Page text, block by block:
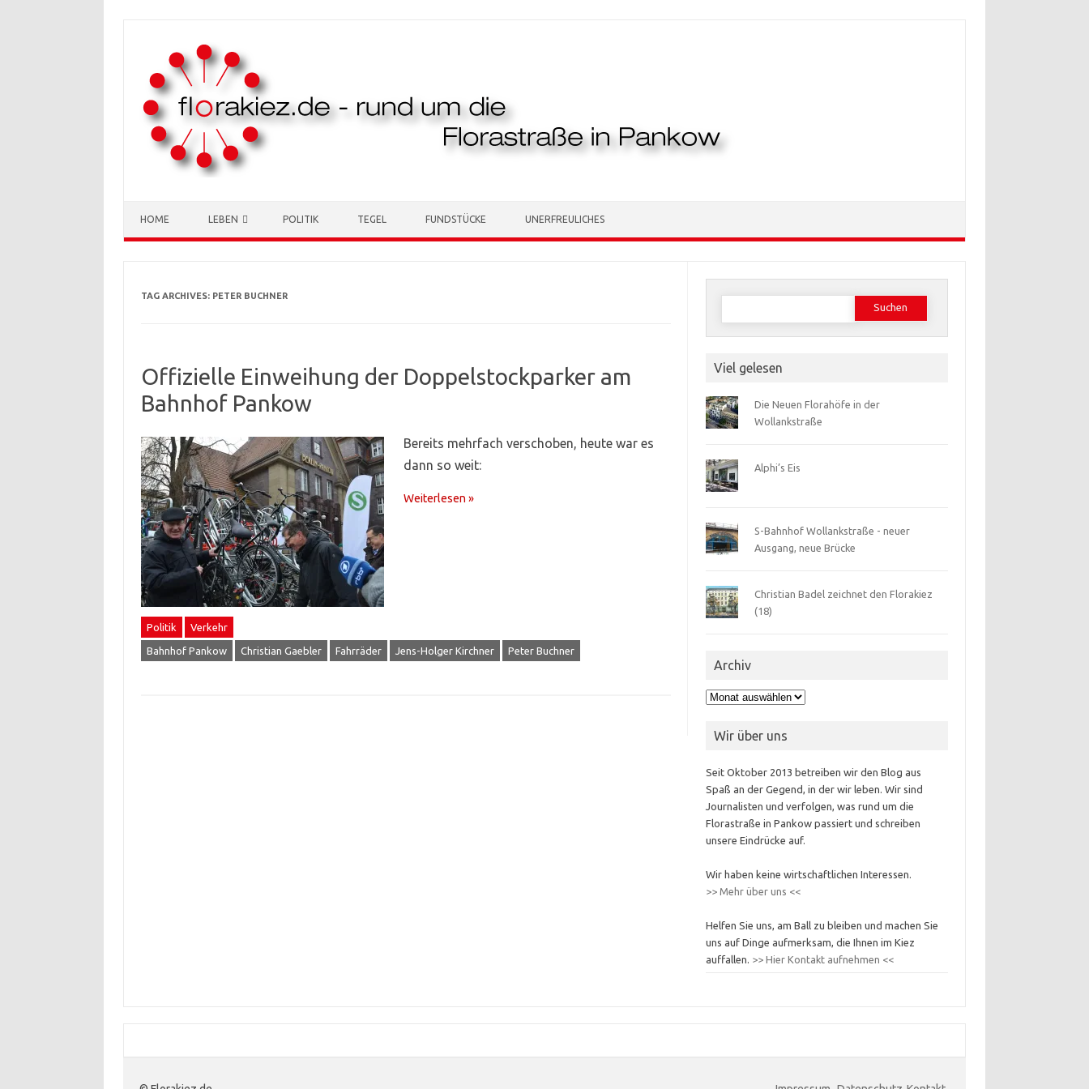
HOME LEBEN POLITIK TEGEL FUNDSTÜCKE UNERFREULICHES
TAG ARCHIVES: PETER BUCHNER
Offizielle Einweihung der Doppelstockparker am
Bahnhof Pankow
Bereits mehrfach verschoben, heute war es
dann so weit:
Weiterlesen »
Politik Verkehr
Bahnhof Pankow Christian Gaebler Fahrräder Jens-Holger Kirchner Peter Buchner
Suchen
Viel gelesen
Die Neuen Florahöfe in der
Wollankstraße
Alphi’s Eis
S-Bahnhof Wollankstraße - neuer
Ausgang, neue Brücke
Christian Badel zeichnet den Florakiez
(18)
Archiv
Archiv
Wir über uns
Seit Oktober 2013 betreiben wir den Blog aus
Spaß an der Gegend, in der wir leben. Wir sind
Journalisten und verfolgen, was rund um die
Florastraße in Pankow passiert und schreiben
unsere Eindrücke auf.
Wir haben keine wirtschaftlichen Interessen.
>> Mehr über uns <<
Helfen Sie uns, am Ball zu bleiben und machen Sie
uns auf Dinge aufmerksam, die Ihnen im Kiez
auffallen. >> Hier Kontakt aufnehmen <<